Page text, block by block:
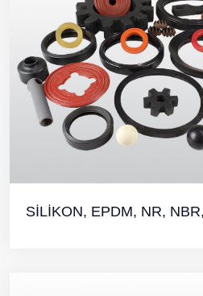
SİLİKON, EPDM, NR,